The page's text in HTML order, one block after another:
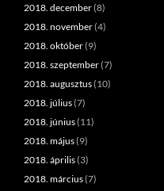
2018. december(8)
2018. november(4)
2018. október(9)
2018. szeptember(7)
2018. augusztus(10)
2018. július(7)
2018. június(11)
2018. május(9)
2018. április(3)
2018. március(7)